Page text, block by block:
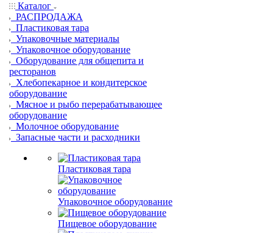
Каталог
РАСПРОДАЖА
Пластиковая тара
Упаковочные материалы
Упаковочное оборудование
Оборудование для общепита и
ресторанов
Хлебопекарное и кондитерское
оборудование
Мясное и рыбо перерабатывающее
оборудование
Молочное оборудование
Запасные части и расходники
Пластиковая тара
Упаковочное оборудование
Пищевое оборудование